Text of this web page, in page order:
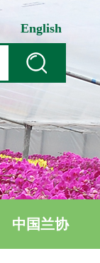
English
中国兰协